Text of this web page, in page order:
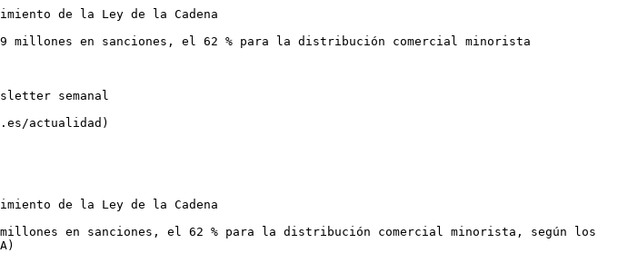
de la Ley de la Cadena
millones en sanciones, el 62 % para la distribución comercial minorista
semanal
actualidad)
de la Ley de la Cadena
en sanciones, el 62 % para la distribución comercial minorista, según los